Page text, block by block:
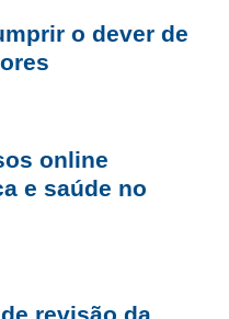
DA PROFISSÃO
o dever de
online
e saúde no